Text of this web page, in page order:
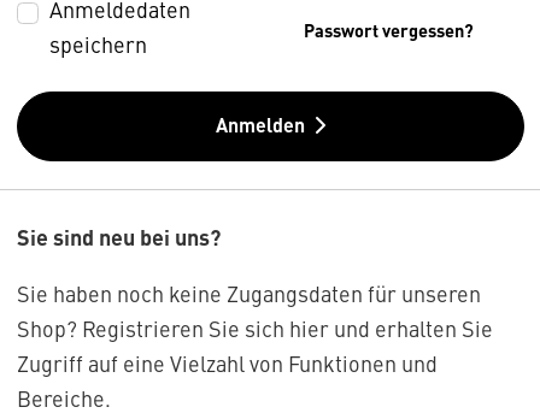
Anmeldedaten
speichern
Passwort vergessen?
Anmelden
Sie sind neu bei uns?
Sie haben noch keine Zugangsdaten für unseren
Shop? Registrieren Sie sich hier und erhalten Sie
Zugriff auf eine Vielzahl von Funktionen und
Bereiche.